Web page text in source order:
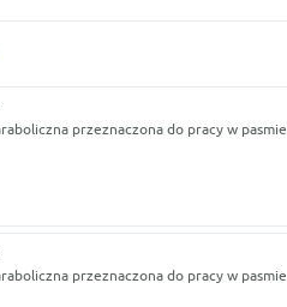
przeznaczona do pracy w pasmie
przeznaczona do pracy w pasmie